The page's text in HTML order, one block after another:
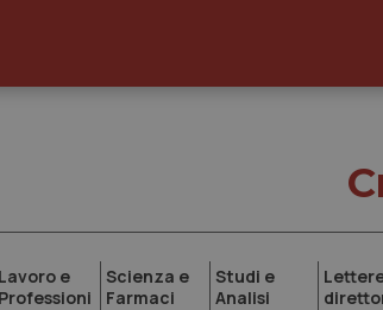
Lavoro e
Professioni
Scienza e
Farmaci
Studi e
Analisi